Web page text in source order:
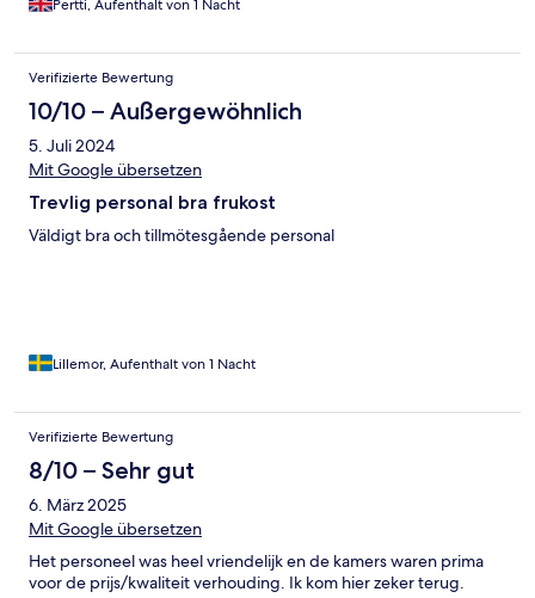
Pertti, Aufenthalt von 1 Nacht
Verifizierte Bewertung
10/10 – Außergewöhnlich
5. Juli 2024
Mit Google übersetzen
Trevlig personal bra frukost
Väldigt bra och tillmötesgående personal
Lillemor, Aufenthalt von 1 Nacht
Verifizierte Bewertung
8/10 – Sehr gut
6. März 2025
Mit Google übersetzen
Het personeel was heel vriendelijk en de kamers waren prima
voor de prijs/kwaliteit verhouding. Ik kom hier zeker terug.